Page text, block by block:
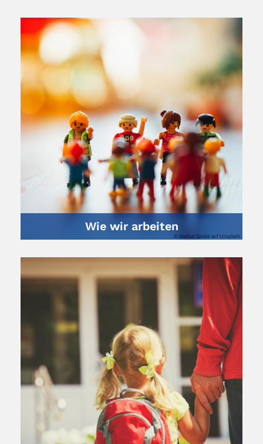
Wie wir arbeiten
© Markus Spiske auf Unsplash